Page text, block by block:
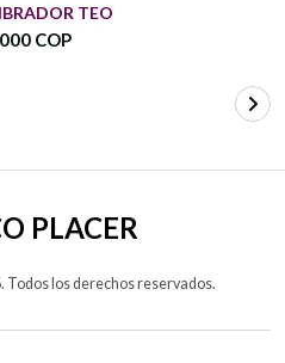
TEO
COP
PLACER
Todos los derechos reservados.